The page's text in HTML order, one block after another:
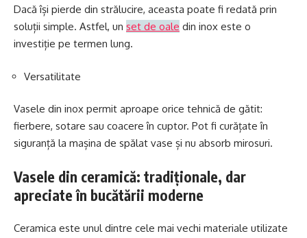
Dacă își pierde din strălucire, aceasta poate fi redată prin
soluții simple. Astfel, un set de oale din inox este o
investiție pe termen lung.
Versatilitate
Vasele din inox permit aproape orice tehnică de gătit:
fierbere, sotare sau coacere în cuptor. Pot fi curățate în
siguranță la mașina de spălat vase și nu absorb mirosuri.
Vasele din ceramică: tradiționale, dar
apreciate în bucătării moderne
Ceramica este unul dintre cele mai vechi materiale utilizate